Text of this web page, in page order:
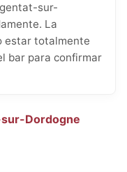
sur-
La
estar totalmente
bar para confirmar
Dordogne